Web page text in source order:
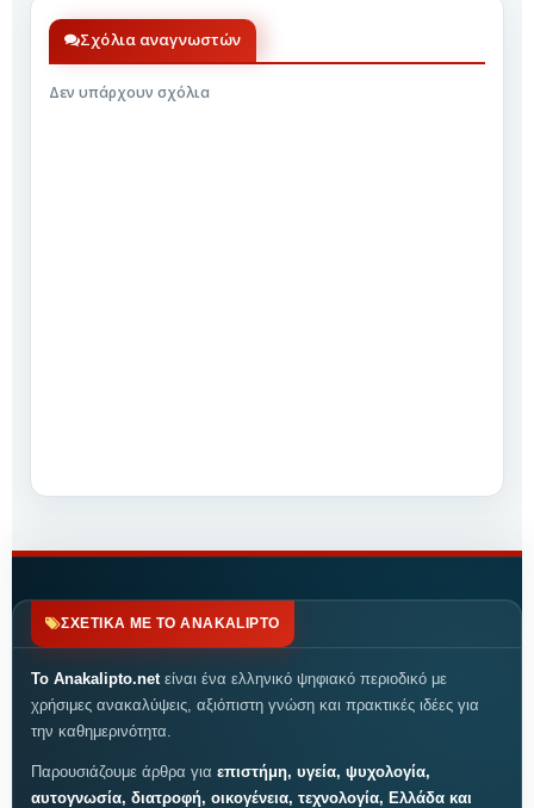
Σχόλια αναγνωστών
Δεν υπάρχουν σχόλια
ΣΧΕΤΙΚΑ ΜΕ ΤΟ ANAKALIPTO
Το Anakalipto.net είναι ένα ελληνικό ψηφιακό περιοδικό με
χρήσιμες ανακαλύψεις, αξιόπιστη γνώση και πρακτικές ιδέες για
την καθημερινότητα.
Παρουσιάζουμε άρθρα για επιστήμη, υγεία, ψυχολογία,
αυτογνωσία, διατροφή, οικογένεια, τεχνολογία, Ελλάδα και